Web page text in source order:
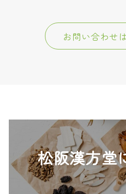
お問い合わせ
松阪漢方堂